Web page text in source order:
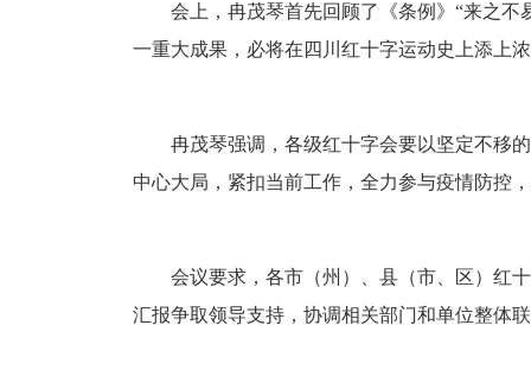
会上，冉茂琴首先回顾了《条例》 “来之不
一重大成果，必将在四川红十字运动史上添上
冉茂琴强调，各级红十字会要以坚定不移
中心大局，紧扣当前工作，全力参与疫情防控
会议要求，各市（州）、县（市、区）红
汇报争取领导支持，协调相关部门和单位整体